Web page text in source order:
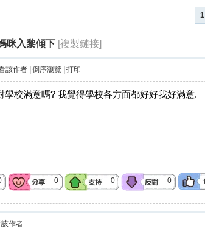
1
咪入黎傾下 [複製鏈接]
該作者 倒序瀏覽 打印
學校滿意嗎? 我覺得學校各方面都好好我好滿意.
0 0 0
該作者